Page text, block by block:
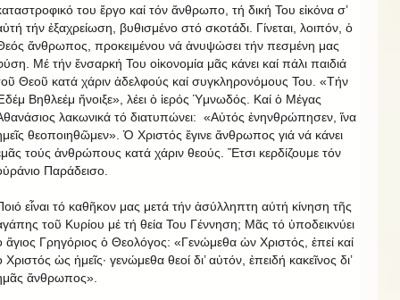
του ἔργο καί τόν ἄνθρωπο, τή δική Του εἰκόνα σ’
τήν ἐξαχρείωση, βυθισμένο στό σκοτάδι. Γίνεται, λοιπόν, ὁ
ἄνθρωπος, προκειμένου νά ἀνυψώσει τήν πεσμένη μας
Μέ τήν ἔνσαρκή Του οἰκονομία μᾶς κάνει καί πάλι παιδιά
Θεοῦ κατά χάριν ἀδελφούς καί συγκληρονόμους Του. «Τήν
Βηθλεέμ ἤνοιξε», λέει ὁ ἱερός Ὑμνωδός. Καί ὁ Μέγας
λακωνικά τό διατυπώνει: «Αὐτός ἐνηνθρώπησεν, ἵνα
θεοποιηθῶμεν». Ὁ Χριστός ἔγινε ἄνθρωπος γιά νά κάνει
τούς ἀνθρώπους κατά χάριν θεούς. Ἔτσι κερδίζουμε τόν
Παράδεισο.
εἶναι τό καθῆκον μας μετά τήν ἀσύλληπτη αύτή κίνηση τῆς
τοῦ Κυρίου μέ τή θεία Του Γέννηση; Μᾶς τό ὑποδεικνύει
ἅγιος Γρηγόριος ὁ Θεολόγος: «Γενώμεθα ὡν Χριστός, ἐπεί καί
Χριστός ὡς ἡμεῖς· γενώμεθα θεοί δι’ αὐτόν, ἐπειδή κακεῖνος δι’
ἄνθρωπος».